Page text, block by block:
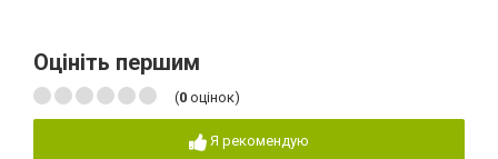
Оцініть першим
(0 оцінок)
Я рекомендую